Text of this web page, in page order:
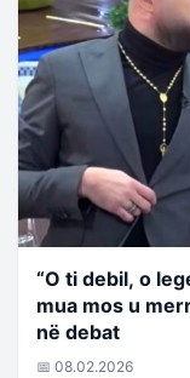
“O ti debil, o
mua mos u
në debat
📅 08.02.2026